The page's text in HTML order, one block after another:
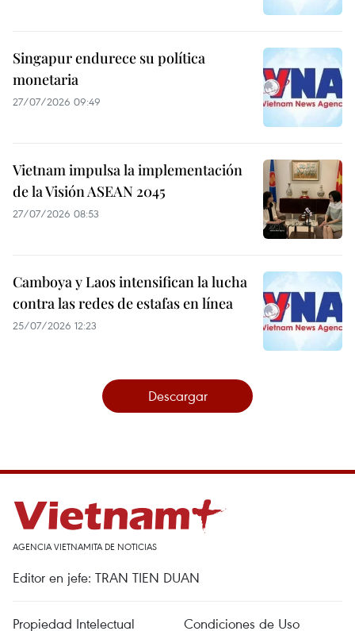
Tailandia impulsa exportaciones de
gemas y joyería hacia China
28/07/2026 02:07
Malasia será sede del Gran Premio
de Baréin de Fórmula 1
27/07/2026 21:44
Singapur endurece su política
monetaria
27/07/2026 09:49
Vietnam impulsa la implementación
de la Visión ASEAN 2045
Camboya y Laos intensifican la lucha
contra las redes de estafas en línea
25/07/2026 12:23
Descargar